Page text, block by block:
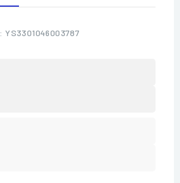
: YS3301046003787